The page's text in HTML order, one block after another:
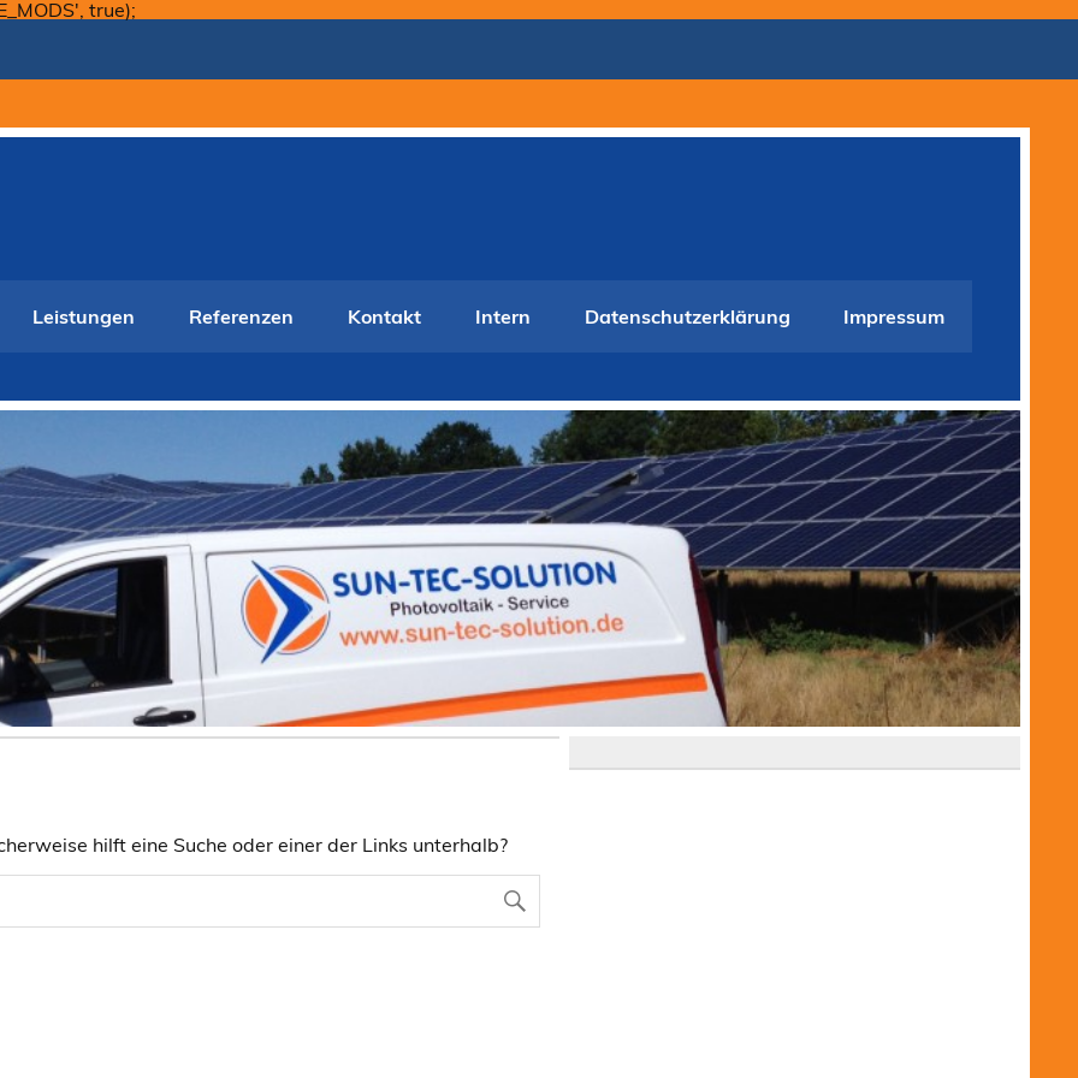
true);
Leistungen Referenzen Kontakt Intern Datenschutzerklärung Impressum
hilft eine Suche oder einer der Links unterhalb?